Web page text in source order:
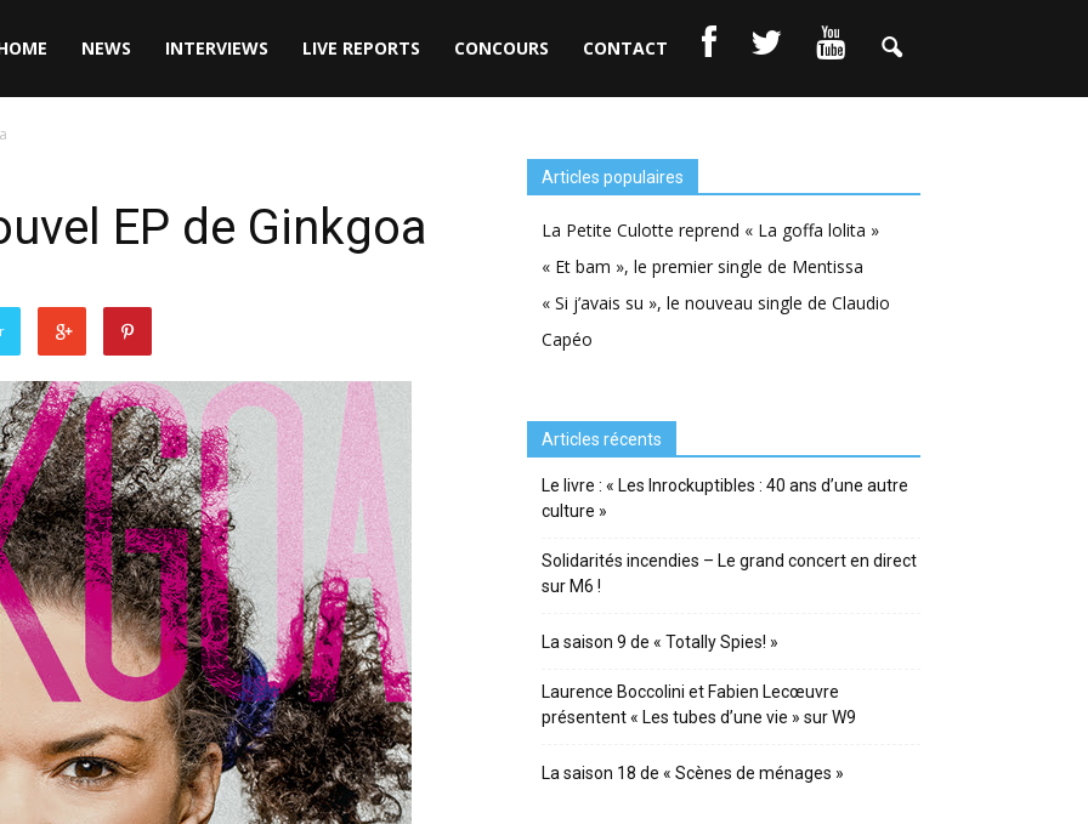
NEWS INTERVIEWS LIVE REPORTS CONCOURS CONTACT
EP de Ginkgoa
Articles populaires
La Petite Culotte reprend « La goffa lolita »
« Et bam », le premier single de Mentissa
« Si j’avais su », le nouveau single de Claudio
Capéo
Articles récents
Le livre : « Les Inrockuptibles : 40 ans d’une autre
culture »
Solidarités incendies – Le grand concert en direct
sur M6 !
La saison 9 de « Totally Spies! »
Laurence Boccolini et Fabien Lecœuvre
présentent « Les tubes d’une vie » sur W9
La saison 18 de « Scènes de ménages »